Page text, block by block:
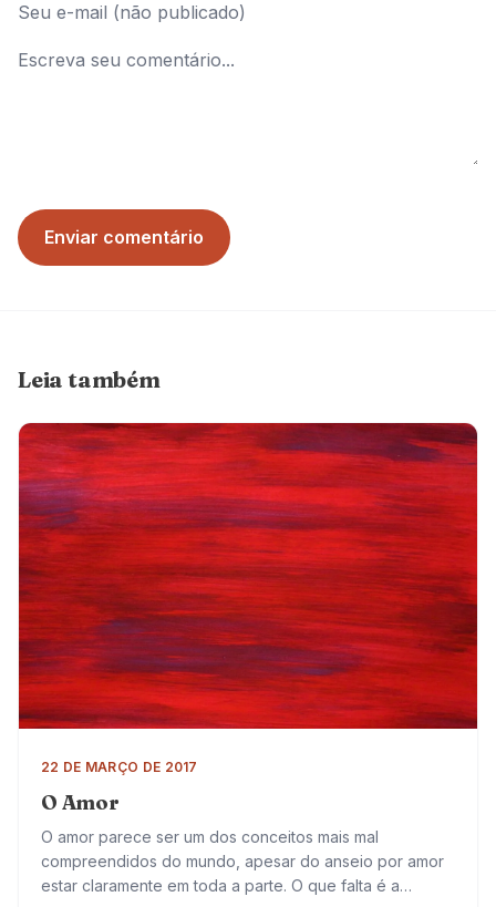
Enviar comentário
Leia também
22 DE MARÇO DE 2017
O Amor
O amor parece ser um dos conceitos mais mal
compreendidos do mundo, apesar do anseio por amor
estar claramente em toda a parte. O que falta é a